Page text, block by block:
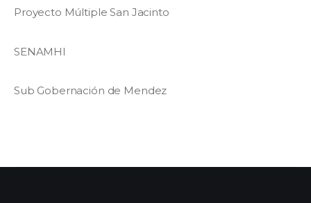
Proyecto Múltiple San Jacinto
SENAMHI
Sub Gobernación de Mendez